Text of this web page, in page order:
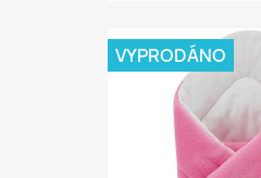
VYPRODÁNO